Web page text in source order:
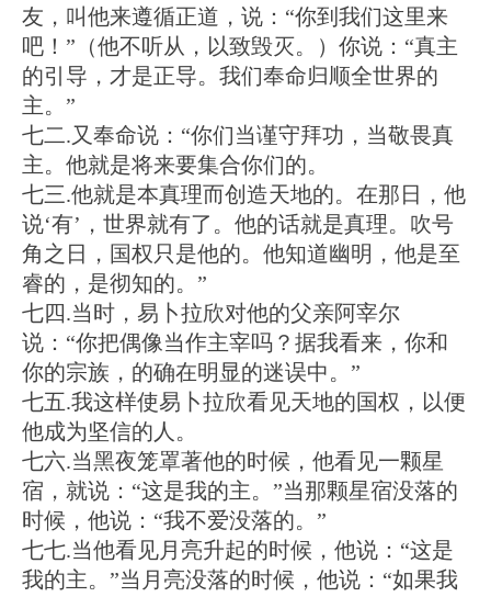
友，叫他来遵循正道，说：“你到我们这里来
吧！”（他不听从，以致毁灭。）你说：“真主
的引导，才是正导。我们奉命归顺全世界的
主。”
七二.又奉命说：“你们当谨守拜功，当敬畏真
主。他就是将来要集合你们的。
七三.他就是本真理而创造天地的。在那日，他
说‘有’，世界就有了。他的话就是真理。吹号
角之日，国权只是他的。他知道幽明，他是至
睿的，是彻知的。”
七四.当时，易卜拉欣对他的父亲阿宰尔
说：“你把偶像当作主宰吗？据我看来，你和
你的宗族，的确在明显的迷误中。”
七五.我这样使易卜拉欣看见天地的国权，以便
他成为坚信的人。
七六.当黑夜笼罩著他的时候，他看见一颗星
宿，就说：“这是我的主。”当那颗星宿没落的
时候，他说：“我不爱没落的。”
七七.当他看见月亮升起的时候，他说：“这是
我的主。”当月亮没落的时候，他说：“如果我